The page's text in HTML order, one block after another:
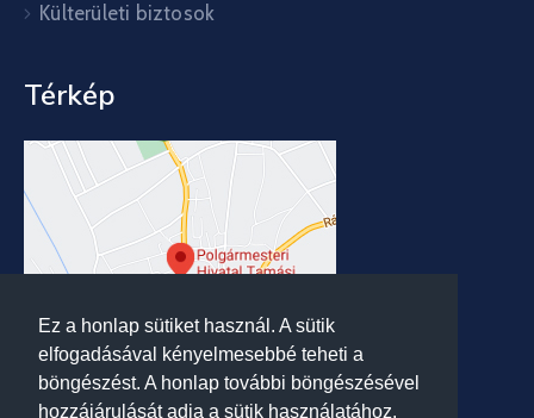
Ez a honlap sütiket használ. A sütik
elfogadásával kényelmesebbé teheti a
böngészést. A honlap további böngészésével
hozzájárulását adja a sütik használatához.
Külterületi biztosok
Térkép